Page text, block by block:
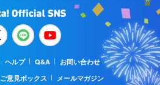
ヘルプ Q&A
お問い合わせ
ご意見ボックス メールマガジン